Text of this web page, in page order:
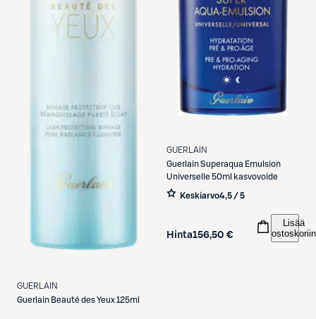
GUERLAIN
Guerlain Beauté des Yeux 125ml
GUERLAIN
GuerlainSuperaqua Emulsion
Universelle 50ml kasvovoide
Keskiarvo4,5 / 5
Hinta156,50 €
Lisää
ostoskoriin